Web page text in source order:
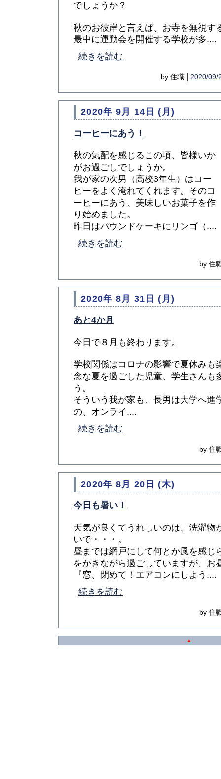
でしょうか？
秋のお彼岸と言えば、お寺を無視す
最中に運動会を開催する学校が多....
続きを読む
by 住職 │ 2020/09/
2020年 9月 14日 (月)
コーヒーにあう！
秋の気配を感じるこの頃、皆様いか
がお過ごしでしょうか。
我が家の次男（高校3年生）はコー
ヒーをよく淹れてくれます。そのコ
ーヒーにあう、美味しいお菓子を作
り始めました。
昨日はパウンドケーキにリンゴ（....
続きを読む
by 住
2020年 8月 31日 (月)
あと4か月
今日で８月も終わります。
学校関係はコロナの影響で夏休みも
念な夏を過ごした児童、学生さんも
う。
そういう我が家も、長男は大学へ進
の、オンライ....
続きを読む
by 住
2020年 8月 20日 (木)
今日も暑い！
天気が良くてうれしいのは、洗濯物
いで・・・。
昼までは網戸にして何とか風を感じ
をかきながら過ごしていますが、お
『窓、閉めて！エアコンにしよう....
続きを読む
by 住
▲